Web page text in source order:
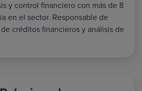
y control financiero con más de 8
en el sector. Responsable de
créditos financieros y análisis de